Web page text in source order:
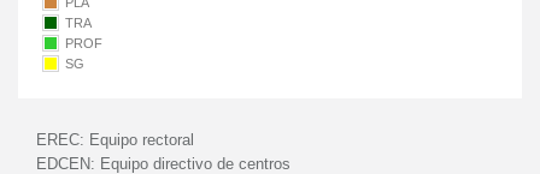
TRA
PROF
SG
EREC: Equipo rectoral
EDCEN: Equipo directivo de centros